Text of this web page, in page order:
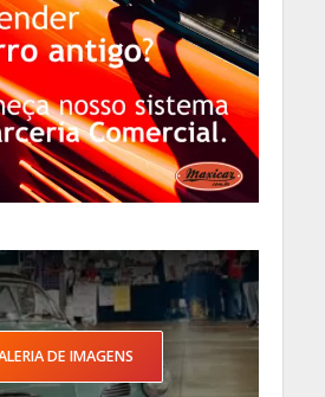
DE IMAGENS